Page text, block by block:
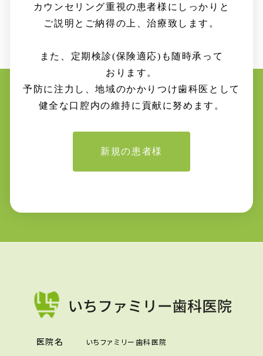
カウンセリング重視の患者様に しっかりと
ご説明と ご納得の上、治療致します。
また、定期検診(保険適応) も 随時承って
おります。
予防に注力し、地域のかかりつけ歯科医 として
健全な 口腔内の維持に貢献に努めます。
新規の患者様
医院名 いちファミリー歯科医院